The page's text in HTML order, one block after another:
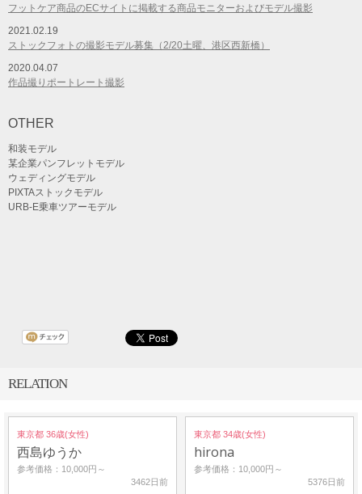
フットケア商品のECサイトに掲載する商品モニターおよびモデル撮影
2021.02.19
ストックフォトの撮影モデル募集（2/20土曜、港区西新橋）
2020.04.07
作品撮りポートレート撮影
OTHER
和装モデル
某企業パンフレットモデル
ウェディングモデル
PIXTAストックモデル
URB-E乗車ツアーモデル
RELATION
東京都 36歳(女性)
西島ゆうか
参考価格：10,000円～
3462日前
東京都 34歳(女性)
hirona
参考価格：10,000円～
5376日前